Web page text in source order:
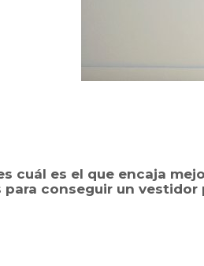
cuál es el que encaja
para conseguir un